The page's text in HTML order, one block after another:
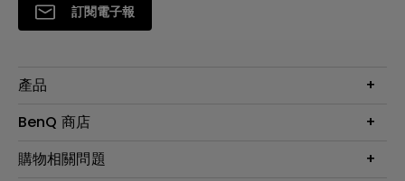
訂閱電子報
產品
大型液晶
投影機
BenQ 商店
最新產品與活動
購物相關問題